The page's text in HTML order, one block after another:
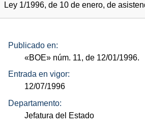
Ley 1/1996, de 10 de enero, de
Publicado en:
«BOE» núm. 11, de 12/01/1996.
Entrada en vigor:
12/07/1996
Departamento:
Jefatura del Estado